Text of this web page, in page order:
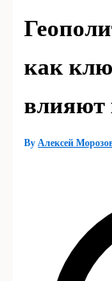
как
влияют
By Алексей